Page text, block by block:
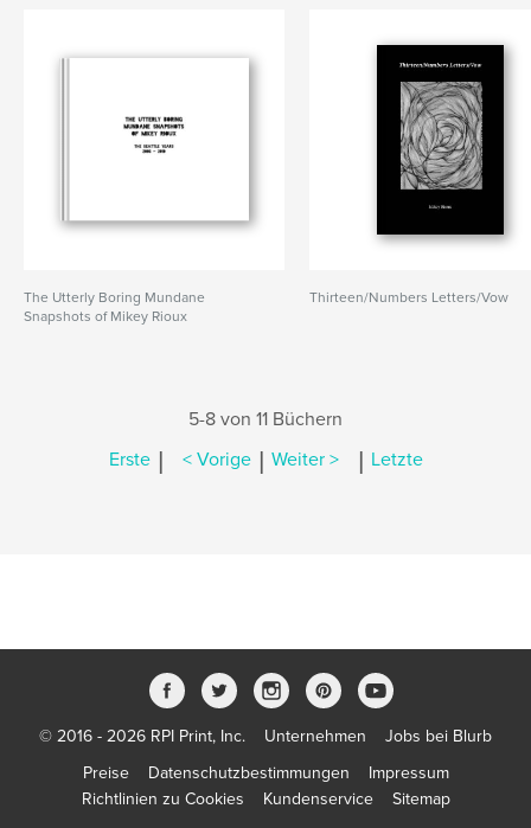
The Utterly Boring Mundane
Snapshots of Mikey Rioux
Thirteen/Numbers Letters/Vow
5-8 von 11 Büchern
Erste | < Vorige | Weiter > | Letzte
© 2016 - 2026 RPI Print, Inc. Unternehmen
Jobs bei Blurb
Preise
Datenschutzbestimmungen
Impressum
Richtlinien zu Cookies
Kundenservice Sitemap